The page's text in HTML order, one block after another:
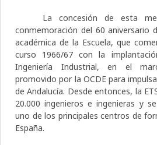
La concesión de esta
conmemoración del 60 aniversario
académica de la Escuela, que
curso 1966/67 con la
Ingeniería Industrial, en el
promovido por la OCDE para
de Andalucía. Desde entonces, la
20.000 ingenieros e ingenieras y
uno de los principales centros de
España.